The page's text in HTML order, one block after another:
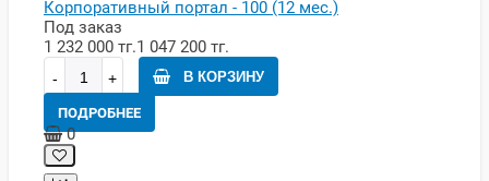
Корпоративный портал - 100 (12 мес.)
Под заказ
1 232 000 тг.1 047 200 тг.
В КОРЗИНУ
ПОДРОБНЕЕ
0